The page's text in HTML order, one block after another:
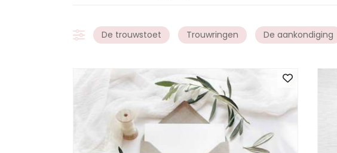
De trouwstoet Trouwringen De aankondiging